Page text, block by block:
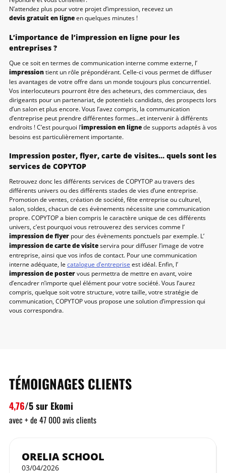
N’attendez plus pour votre projet d’impression, recevez un
devis gratuit en ligneen quelques minutes !
L’importance de l’impression en ligne pour les
entreprises ?
Que ce soit en termes de communication interne comme externe, l’
impressiontient un rôle prépondérant. Celle-ci vous permet de diffuser
les avantages de votre offre dans un monde toujours plus concurrentiel.
Vos interlocuteurs pourront être des acheteurs, des commerciaux, des
dirigeants pour un partenariat, de potentiels candidats, des prospects lors
d’un salon et plus encore. Vous l’avez compris, la communication
d’entreprise peut prendre différentes formes…et intervenir à différents
endroits ! C’est pourquoi l’impression en lignede supports adaptés à vos
besoins est particulièrement importante.
Impression poster, flyer, carte de visites… quels sont les
services de COPYTOP
Retrouvez donc les différents services de COPYTOP au travers des
différents univers ou des différents stades de vies d’une entreprise.
Promotion de ventes, création de société, fête entreprise ou culturel,
salon, soldes, chacun de ces évènements nécessite une communication
propre. COPYTOP a bien compris le caractère unique de ces différents
univers, c’est pourquoi vous retrouverez des services comme l’
impression de flyerpour des évènements ponctuels par exemple. L’
impression de carte de visiteservira pour diffuser l’image de votre
entreprise, ainsi que vos infos de contact. Pour une communication
interne adéquate, le catalogue d’entreprise est idéal. Enfin, l’
impression de postervous permettra de mettre en avant, voire
d’encadrer n’importe quel élément pour votre société. Vous l’aurez
compris, quelque soit votre structure, votre taille, votre stratégie de
communication, COPYTOP vous propose une solution d’impression qui
vous correspondra.
TÉMOIGNAGES CLIENTS
4,76/5 sur Ekomi
avec + de 47 000 avis clients
ORELIA SCHOOL
03/04/2026